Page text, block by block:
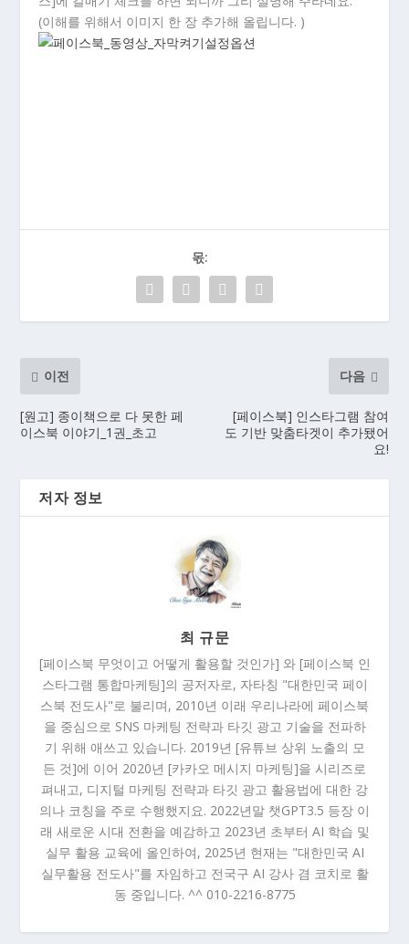
(이해를 위해서 이미지 한 장 추가해 올립니다. )
몫:
이전
[원고] 종이책으로 다 못한 페
이스북 이야기_1권_초고
다음
[페이스북] 인스타그램 참여
도 기반 맞춤타겟이 추가됐어
요!
저자 정보
최 규문
[페이스북 무엇이고 어떻게 활용할 것인가] 와 [페이스북 인
스타그램 통합마케팅]의 공저자로, 자타칭 "대한민국 페이
스북 전도사"로 불리며, 2010년 이래 우리나라에 페이스북
을 중심으로 SNS 마케팅 전략과 타깃 광고 기술을 전파하
기 위해 애쓰고 있습니다. 2019년 [유튜브 상위 노출의 모
든 것]에 이어 2020년 [카카오 메시지 마케팅]을 시리즈로
펴내고, 디지털 마케팅 전략과 타깃 광고 활용법에 대한 강
의나 코칭을 주로 수행했지요. 2022년말 챗GPT3.5 등장 이
래 새로운 시대 전환을 예감하고 2023년 초부터 AI 학습 및
실무 활용 교육에 올인하여, 2025년 현재는 "대한민국 AI
실무활용 전도사"를 자임하고 전국구 AI 강사 겸 코치로 활
동 중입니다. ^^ 010-2216-8775